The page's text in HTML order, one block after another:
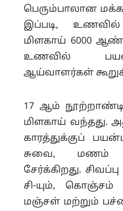
பெரும்பாலான
இப்படி,
மிளகாய் 6000
உணவில்
ஆய்வாளர்கள்
17 ஆம்
மிளகாய் வந்தது.
காரத்துக்குப்
சுவை, மணம்
சேர்க்கிறது.
சி-யும்,
மஞ்சள் மற்றும்